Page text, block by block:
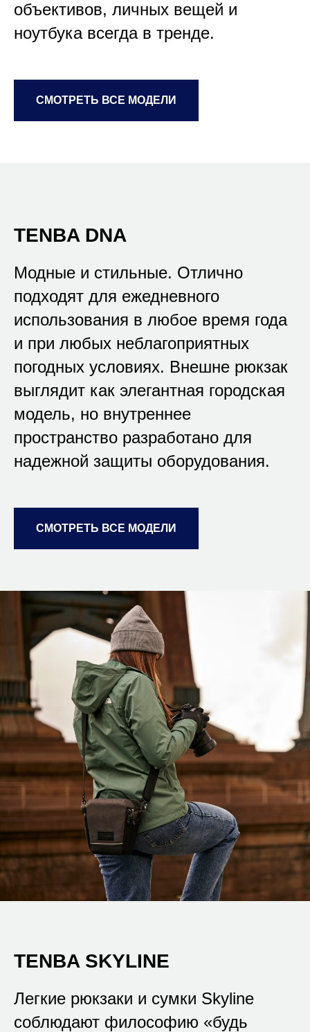
объективов, личных вещей и
ноутбука всегда в тренде.
СМОТРЕТЬ ВСЕ МОДЕЛИ
TENBA DNA
Модные и стильные. Отлично
подходят для ежедневного
использования в любое время года
и при любых неблагоприятных
погодных условиях. Внешне рюкзак
выглядит как элегантная городская
модель, но внутреннее
пространство разработано для
надежной защиты оборудования.
СМОТРЕТЬ ВСЕ МОДЕЛИ
TENBA SKYLINE
Легкие рюкзаки и сумки Skyline
соблюдают философию «будь